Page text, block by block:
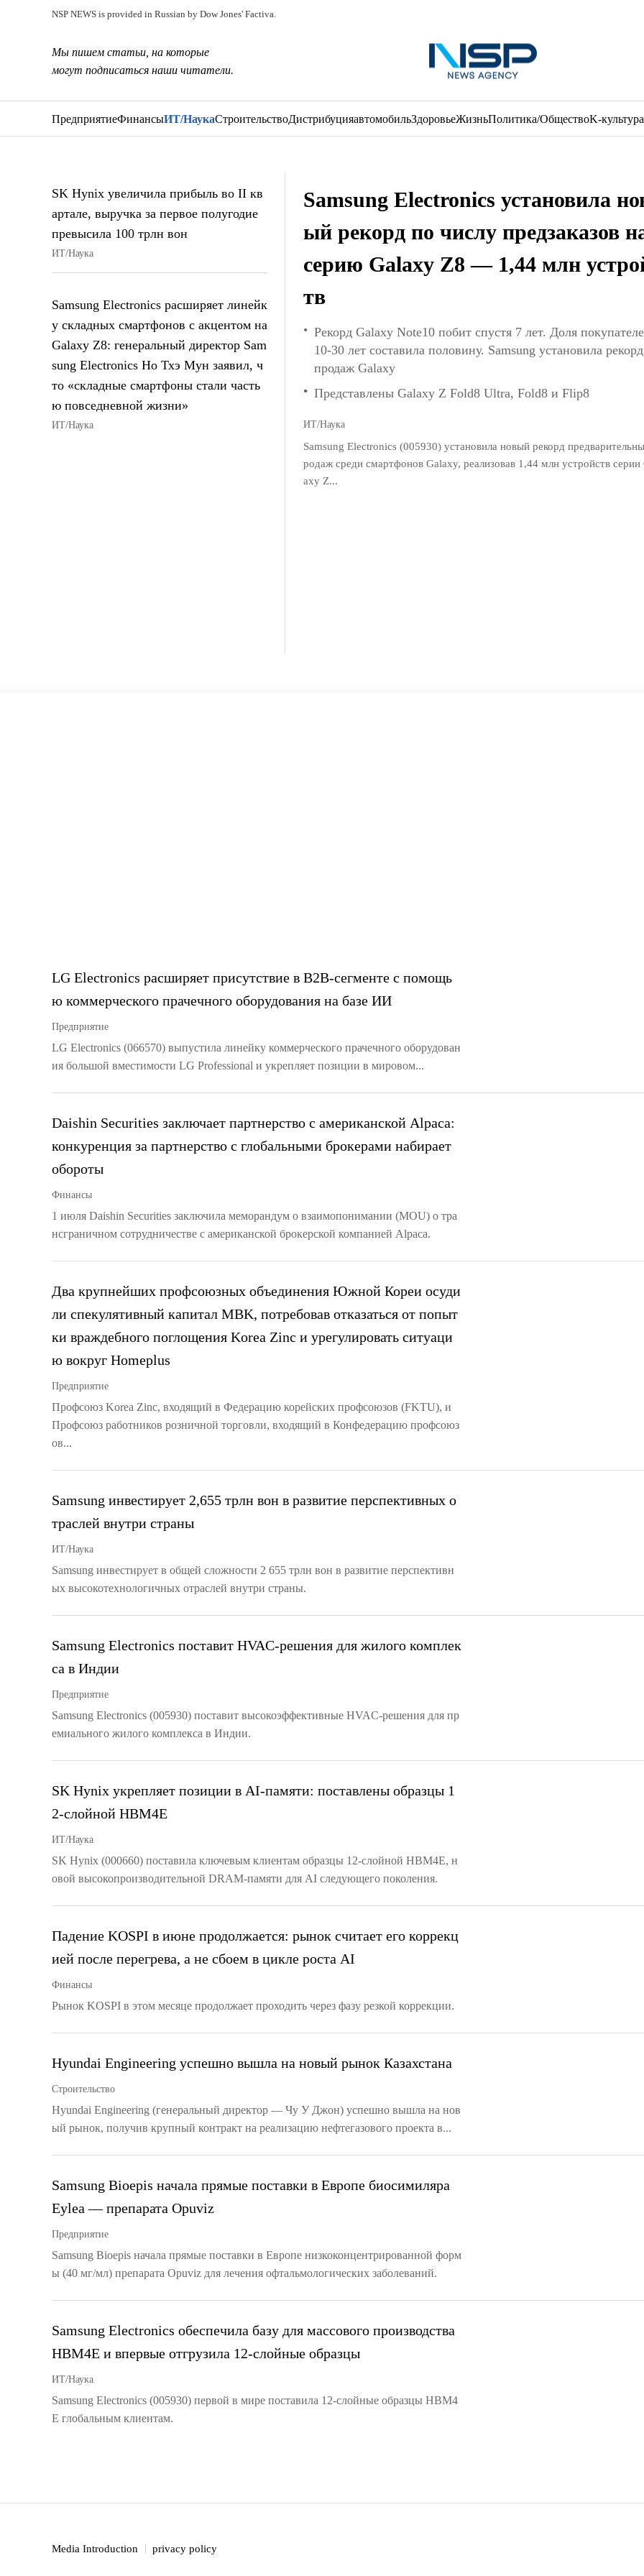
NSP NEWS is provided in Russian by Dow Jones' Factiva.
Мы пишем статьи, на которые
могут подписаться наши читатели.
ПредприятиеФинансыИТ/НаукаСтроительствоДистрибуцияавтомобильЗдоровьеЖизньПолитика/ОбществоK-культура
Samsung Electronics установила
ый рекорд по числу предзаказов
серию Galaxy Z8 — 1,44 млн
тв
Рекорд Galaxy Note10 побит спустя 7 лет. Доля
10-30 лет составила половину. Samsung установила рекорд
продаж Galaxy
Представлены Galaxy Z Fold8 Ultra, Fold8 и Flip8
ИТ/Наука
Samsung Electronics (005930) установила новый рекорд
родаж среди смартфонов Galaxy, реализовав 1,44 млн устройств серии
axy Z...
SK Hynix увеличила прибыль во II кв
артале, выручка за первое полугодие
превысила 100 трлн вон
ИТ/Наука
Samsung Electronics расширяет линейк
у складных смартфонов с акцентом на
Galaxy Z8: генеральный директор Sam
sung Electronics Но Тхэ Мун заявил, ч
то «складные смартфоны стали часть
ю повседневной жизни»
ИТ/Наука
LG Electronics расширяет присутствие в B2B-сегменте с помощь
ю коммерческого прачечного оборудования на базе ИИ
Предприятие
LG Electronics (066570) выпустила линейку коммерческого прачечного оборудован
ия большой вместимости LG Professional и укрепляет позиции в мировом...
Daishin Securities заключает партнерство с американской Alpaca:
конкуренция за партнерство с глобальными брокерами набирает
обороты
Финансы
1 июля Daishin Securities заключила меморандум о взаимопонимании (MOU) о тра
нсграничном сотрудничестве с американской брокерской компанией Alpaca.
Два крупнейших профсоюзных объединения Южной Кореи осуди
ли спекулятивный капитал MBK, потребовав отказаться от попыт
ки враждебного поглощения Korea Zinc и урегулировать ситуаци
ю вокруг Homeplus
Предприятие
Профсоюз Korea Zinc, входящий в Федерацию корейских профсоюзов (FKTU), и
Профсоюз работников розничной торговли, входящий в Конфедерацию профсоюз
ов...
Samsung инвестирует 2,655 трлн вон в развитие перспективных о
траслей внутри страны
ИТ/Наука
Samsung инвестирует в общей сложности 2 655 трлн вон в развитие перспективн
ых высокотехнологичных отраслей внутри страны.
Samsung Electronics поставит HVAC-решения для жилого комплек
са в Индии
Предприятие
Samsung Electronics (005930) поставит высокоэффективные HVAC-решения для пр
емиального жилого комплекса в Индии.
SK Hynix укрепляет позиции в AI-памяти: поставлены образцы 1
2-слойной HBM4E
ИТ/Наука
SK Hynix (000660) поставила ключевым клиентам образцы 12-слойной HBM4E, н
овой высокопроизводительной DRAM-памяти для AI следующего поколения.
Падение KOSPI в июне продолжается: рынок считает его коррекц
ией после перегрева, а не сбоем в цикле роста AI
Финансы
Рынок KOSPI в этом месяце продолжает проходить через фазу резкой коррекции.
Hyundai Engineering успешно вышла на новый рынок Казахстана
Строительство
Hyundai Engineering (генеральный директор — Чу У Джон) успешно вышла на нов
ый рынок, получив крупный контракт на реализацию нефтегазового проекта в...
Samsung Bioepis начала прямые поставки в Европе биосимиляра
Eylea — препарата Opuviz
Предприятие
Samsung Bioepis начала прямые поставки в Европе низкоконцентрированной форм
ы (40 мг/мл) препарата Opuviz для лечения офтальмологических заболеваний.
Samsung Electronics обеспечила базу для массового производства
HBM4E и впервые отгрузила 12-слойные образцы
ИТ/Наука
Samsung Electronics (005930) первой в мире поставила 12-слойные образцы HBM4
E глобальным клиентам.
Media Introduction privacy policy